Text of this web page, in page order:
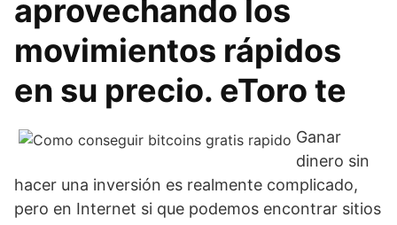
aprovechando los
movimientos rápidos
en su precio. eToro te
Ganar
dinero sin
hacer una inversión es realmente complicado,
pero en Internet si que podemos encontrar sitios